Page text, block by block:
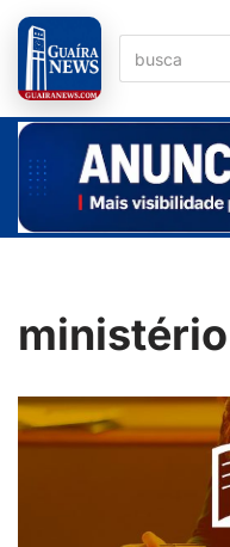
Pular
para
o
conteúdo